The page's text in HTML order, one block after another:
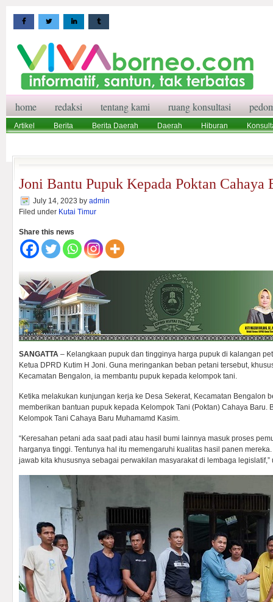
home redaksi tentang kami ruang konsultasi
Artikel Berita Berita Daerah Daerah Hiburan
Joni Bantu Pupuk Kepada Poktan Cahaya
July 14, 2023 by admin
Filed under Kutai Timur
Share this news
SANGATTA – Kelangkaan pupuk dan tingginya harga pupuk di kalangan
Ketua DPRD Kutim H Joni. Guna meringankan beban petani tersebut,
Kecamatan Bengalon, ia membantu pupuk kepada kelompok tani.
Ketika melakukan kunjungan kerja ke Desa Sekerat, Kecamatan Bengalon
memberikan bantuan pupuk kepada Kelompok Tani (Poktan) Cahaya Baru.
Kelompok Tani Cahaya Baru Muhamamd Kasim.
“Keresahan petani ada saat padi atau hasil bumi lainnya masuk proses
harganya tinggi. Tentunya hal itu memengaruhi kualitas hasil panen
jawab kita khususnya sebagai perwakilan masyarakat di lembaga legislatif,”